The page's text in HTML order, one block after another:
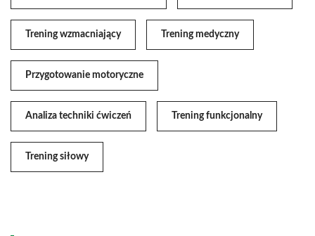
Trening wzmacniający Trening medyczny
Przygotowanie motoryczne
Analiza techniki ćwiczeń Trening funkcjonalny
Trening siłowy